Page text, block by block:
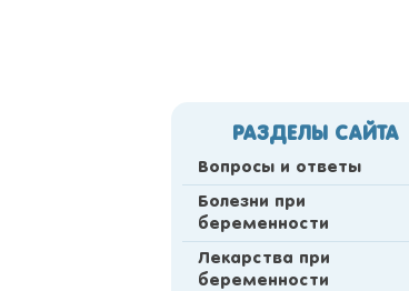
РАЗДЕЛЫ САЙТА
Вопросы и ответы
Болезни при
беременности
Лекарства при
беременности